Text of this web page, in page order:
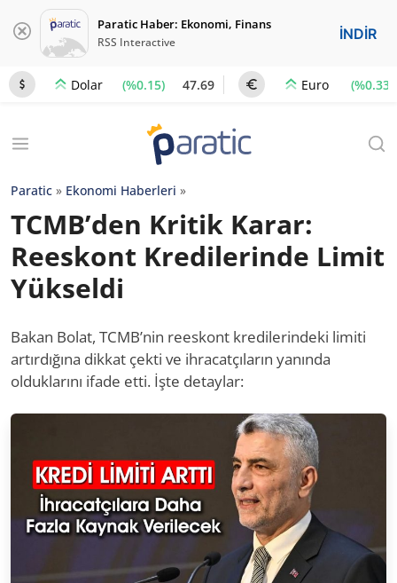
Paratic Haber: Ekonomi, Finans
RSS Interactive İNDİR
Dolar (%0.15) 47.69 Euro (%0.33)
Paratic » Ekonomi Haberleri »
TCMB’den Kritik Karar:
Reeskont Kredilerinde Limit
Yükseldi
Bakan Bolat, TCMB’nin reeskont kredilerindeki limiti
artırdığına dikkat çekti ve ihracatçıların yanında
olduklarını ifade etti. İşte detaylar: